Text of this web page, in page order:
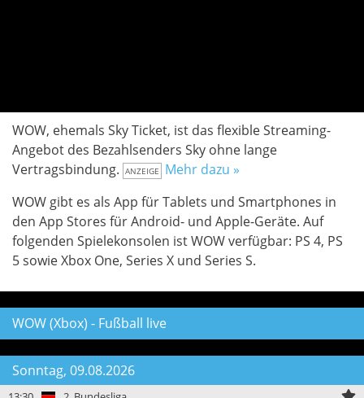
WOW, ehemals Sky Ticket, ist das flexible Streaming-
Angebot des Bezahlsenders Sky ohne lange
Vertragsbindung. ANZEIGE
Mehr dazu »
WOW gibt es als App für Tablets und Smartphones in
den App Stores für Android- und Apple-Geräte. Auf
folgenden Spielekonsolen ist WOW verfügbar: PS 4, PS
5sowieXbox One, Series X und Series S.
WOW (Xbox) - Fußball live
Sonntag, 09.08.2026